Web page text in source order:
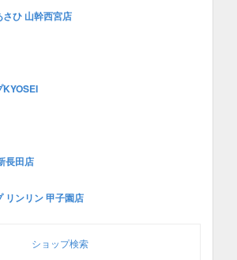
ひ 山幹西宮店
長田店
リンリン 甲子園店
ショップ検索